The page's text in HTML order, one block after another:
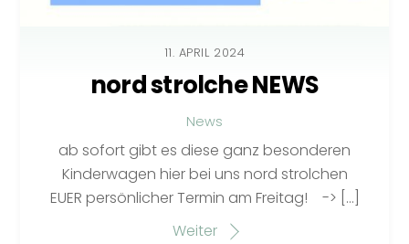
11. APRIL 2024
nord strolche NEWS
News
ab sofort gibt es diese ganz besonderen
Kinderwagen hier bei uns nord strolchen
EUER persönlicher Termin am Freitag! -> […]
Weiter